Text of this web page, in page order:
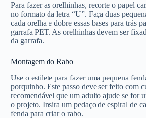
Para fazer as orelhinhas, recorte o papel
no formato da letra “U”. Faça duas
cada orelha e dobre essas bases para trás
garrafa PET. As orelhinhas devem ser
da garrafa.
Montagem do Rabo
Use o estilete para fazer uma pequena
porquinho. Este passo deve ser feito com
recomendável que um adulto ajude se for
o projeto. Insira um pedaço de espiral de
fenda para criar o rabo.